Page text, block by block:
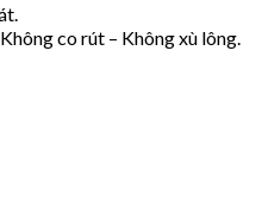
co rút – Không xù lông.